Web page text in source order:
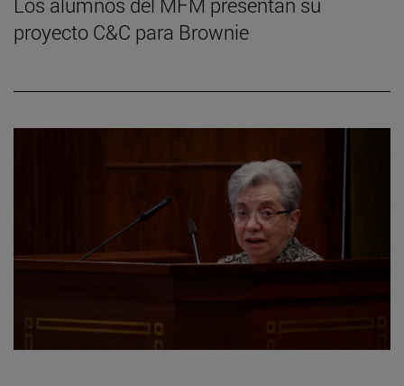
proyecto C&C para Brownie